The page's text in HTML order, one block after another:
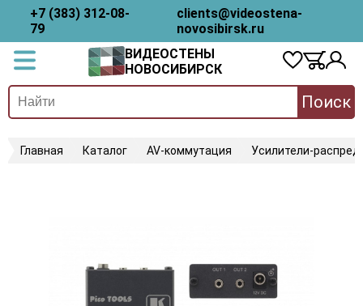
+7 (383) 312-08-
79
clients@videostena-
novosibirsk.ru
ВИДЕОСТЕНЫ
НОВОСИБИРСК
Поиск
Главная Каталог AV-коммутация Усилители-